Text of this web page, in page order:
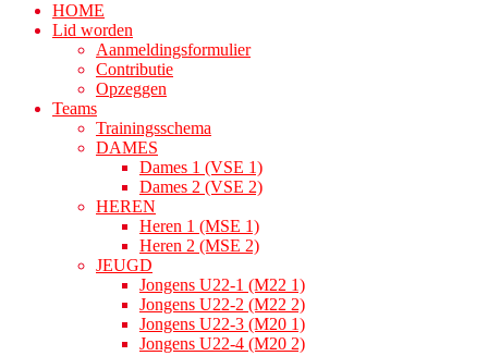
HOME
Lid worden
Aanmeldingsformulier
Contributie
Opzeggen
Teams
Trainingsschema
DAMES
Dames 1 (VSE 1)
Dames 2 (VSE 2)
HEREN
Heren 1 (MSE 1)
Heren 2 (MSE 2)
JEUGD
Jongens U22-1 (M22 1)
Jongens U22-2 (M22 2)
Jongens U22-3 (M20 1)
Jongens U22-4 (M20 2)